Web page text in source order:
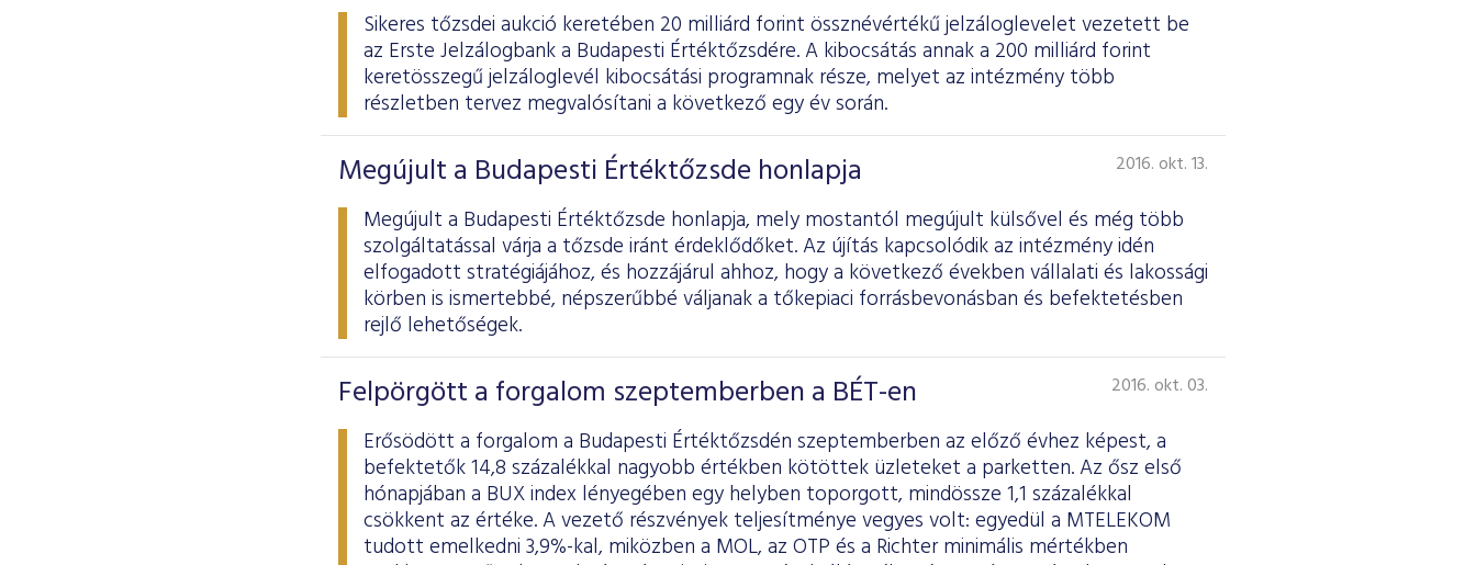
Sikeres tőzsdei aukció keretében 20 milliárd forint össznévértékű jelzáloglevelet vezetett be
az Erste Jelzálogbank a Budapesti Értéktőzsdére. A kibocsátás annak a 200 milliárd forint
keretösszegű jelzáloglevél kibocsátási programnak része, melyet az intézmény több
részletben tervez megvalósítani a következő egy év során.
Megújult a Budapesti Értéktőzsde honlapja 2016. okt. 13.
Megújult a Budapesti Értéktőzsde honlapja, mely mostantól megújult külsővel és még több
szolgáltatással várja a tőzsde iránt érdeklődőket. Az újítás kapcsolódik az intézmény idén
elfogadott stratégiájához, és hozzájárul ahhoz, hogy a következő években vállalati és lakossági
körben is ismertebbé, népszerűbbé váljanak a tőkepiaci forrásbevonásban és befektetésben
rejlő lehetőségek.
Felpörgött a forgalom szeptemberben a BÉT-en 2016. okt. 03.
Erősödött a forgalom a Budapesti Értéktőzsdén szeptemberben az előző évhez képest, a
befektetők 14,8 százalékkal nagyobb értékben kötöttek üzleteket a parketten. Az ősz első
hónapjában a BUX index lényegében egy helyben toporgott, mindössze 1,1 százalékkal
csökkent az értéke. A vezető részvények teljesítménye vegyes volt: egyedül a MTELEKOM
tudott emelkedni 3,9%-kal, miközben a MOL, az OTP és a Richter minimális mértékben